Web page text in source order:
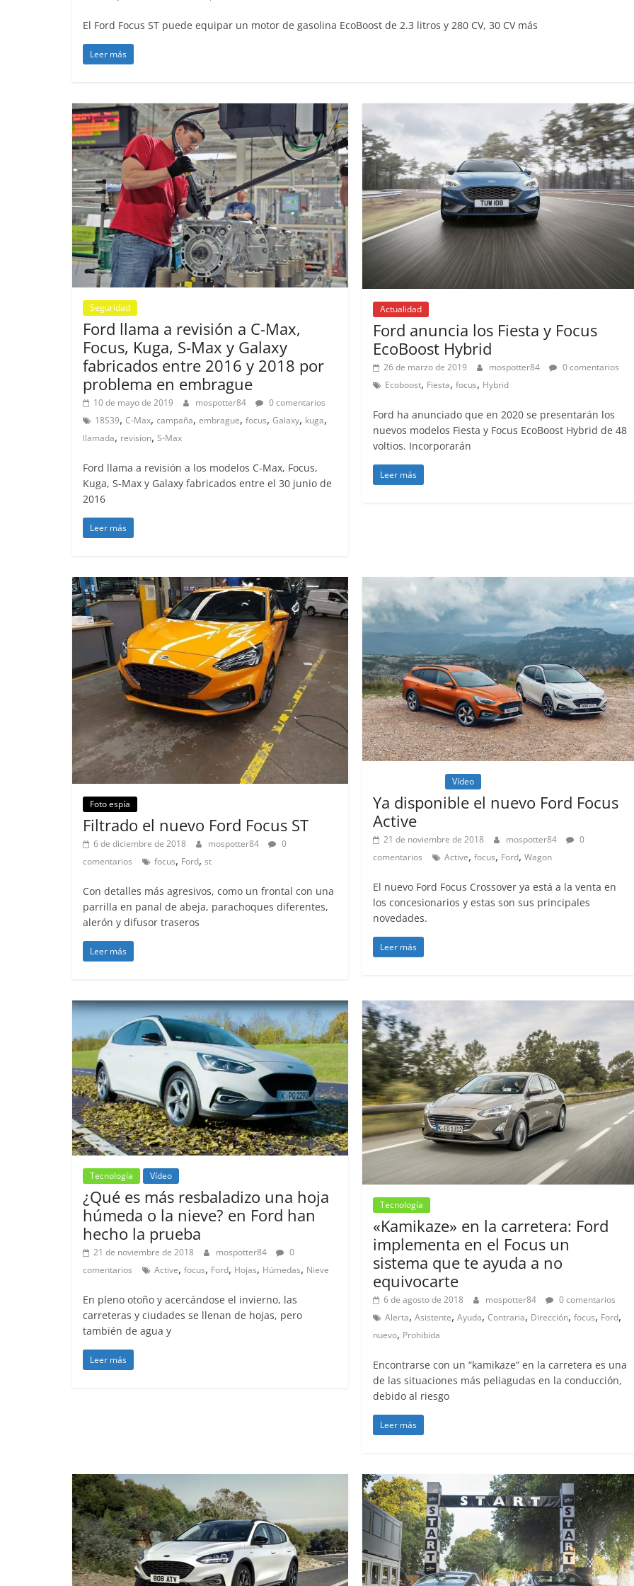
El Ford Focus ST puede equipar un motor de gasolina EcoBoost de 2.3 litros y 280 CV, 30 CV más
Leer más
Seguridad
Ford llama a revisión a C-Max,
Focus, Kuga, S-Max y Galaxy
fabricados entre 2016 y 2018 por
problema en embrague
10 de mayo de 2019 mospotter84
0 comentarios
18S39, C-Max, campaña, embrague, focus, Galaxy, kuga,
llamada, revision, S-Max
Ford llama a revisión a los modelos C-Max, Focus,
Kuga, S-Max y Galaxy fabricados entre el 30 junio de
2016
Leer más
Actualidad
Ford anuncia los Fiesta y Focus
EcoBoost Hybrid
26 de marzo de 2019 mospotter84
0 comentarios
Ecoboost, Fiesta,focus, Hybrid
Ford ha anunciado que en 2020 se presentarán los
nuevos modelos Fiesta y Focus EcoBoost Hybrid de 48
voltios. Incorporarán
Leer más
Foto espía
Filtrado el nuevo Ford Focus ST
6 de diciembre de 2018 mospotter84
0
comentarios
focus, Ford, st
Con detalles más agresivos, como un frontal con una
parrilla en panal de abeja, parachoques diferentes,
alerón y difusor traseros
Leer más
Vídeo
Ya disponible el nuevo Ford Focus
Active
21 de noviembre de 2018 mospotter84
0
comentarios
Active,focus, Ford,Wagon
El nuevo Ford Focus Crossover ya está a la venta en
los concesionarios y estas son sus principales
novedades.
Leer más
Tecnología Vídeo
¿Qué es más resbaladizo una hoja
húmeda o la nieve? en Ford han
hecho la prueba
21 de noviembre de 2018 mospotter84
0
comentarios
Active, focus, Ford, Hojas, Húmedas, Nieve
En pleno otoño y acercándose el invierno, las
carreteras y ciudades se llenan de hojas, pero
también de agua y
Leer más
Tecnología
«Kamikaze» en la carretera: Ford
implementa en el Focus un
sistema que te ayuda a no
equivocarte
6 de agosto de 2018 mospotter84
0 comentarios
Alerta,Asistente,Ayuda,Contraria, Dirección,focus, Ford,
nuevo, Prohibida
Encontrarse con un “kamikaze” en la carretera es una
de las situaciones más peliagudas en la conducción,
debido al riesgo
Leer más
años de uno de los
Mercedes-Benz más caros
31 de enero de 2022 mospotter84
Audi RS6: 20 años de
deportividad
25 de julio de 2022 mospotter84
Seguridad
Llamada a revisión en
Mercedes Clase A fabricados
entre 2017-2019
mospotter84
Seguridad
50 años del Mercedes-
ESF 13: un experimento